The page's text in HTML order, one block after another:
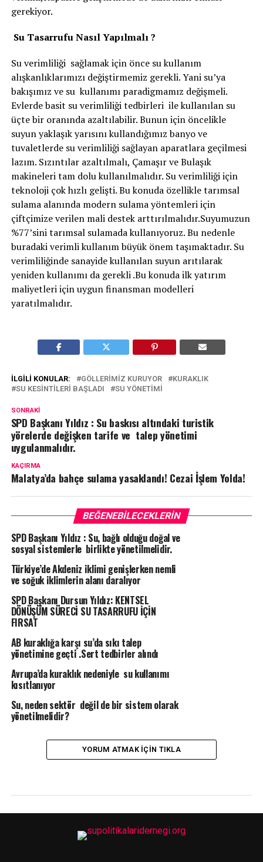
gerekiyor.
Su Tasarrufu Nasıl Yapılmalı ?
Su verimliliği sağlamak için önce su kullanım
alışkanlıklarımızı değiştirmemiz gerekli. Yani su’ya
bakışımız ve su kullanımı paradigmamız değişmeli.
Evlerde basit su verimliliği tedbirleri ile kullanılan su
üçte bir oranında azaltılabilir. Bunun için öncelikle
suyun yaklaşık yarısını kullandığımız banyo ve
tuvaletlerde su verimliliği sağlayan aparatlara geçilmesi
lazım. Sızıntılar azaltılmalı, Çamaşır ve Bulaşık
makineleri tam dolu kullanılmalıdır. Su verimliliği için
teknoloji çok hızlı gelişti. Bu konuda özellikle tarımsal
sulama alanında modern sulama yöntemleri için
çiftçimize verilen mali destek arttırılmalıdır.Suyumuzun
%77’sini tarımsal sulamada kullanıyoruz. Bu nedenle
buradaki verimli kullanım büyük önem taşımaktadır. Su
verimliliğinde sanayide kullanılan suyun arıtılarak
yeniden kullanımı da gerekli .Bu konuda ilk yatırım
maliyetleri için uygun finansman modelleri
yaratılmalıdır.
İLGILI KONULAR: GÖLLERIMIZ KURUYOR
KURAKLIK
SU KESINTILERI BAŞLADI
SU YÖNETIMI
SONRAKI
SPD Başkanı Yıldız : Su baskısı altındaki turistik
yörelerde değişken tarife ve talep yönetimi
uygulanmalıdır.
KAÇIRMA
Malatya’da bahçe sulama yasaklandı! Cezai İşlem Yolda!
BEĞENEBILECEKLERIN
SPD Başkanı Yıldız : Su, bağlı olduğu doğal ve
sosyal sistemlerle birlikte yönetilmelidir.
Türkiye’de Akdeniz iklimi genişlerken nemli
ve soğuk iklimlerin alanı daralıyor
SPD Başkanı Dursun Yıldız: KENTSEL
DÖNÜŞÜM SÜRECİ SU TASARRUFU İÇİN
FIRSAT
AB kuraklığa karşı su’da sıkı talep
yönetimine geçti .Sert tedbirler alındı
Avrupa’da kuraklık nedeniyle su kullanımı
kısıtlanıyor
Su, neden sektör değil de bir sistem olarak
yönetilmelidir?
YORUM ATMAK IÇIN TIKLA